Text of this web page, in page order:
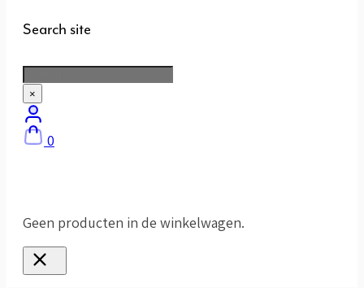
Search site
Zoeken
×
0
Geen producten in de winkelwagen.